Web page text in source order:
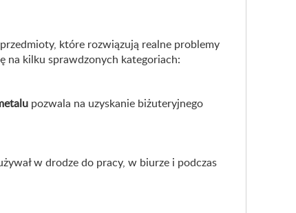
które rozwiązują realne problemy
na kilku sprawdzonych kategoriach:
pozwala na uzyskanie biżuteryjnego
w drodze do pracy, w biurze i podczas